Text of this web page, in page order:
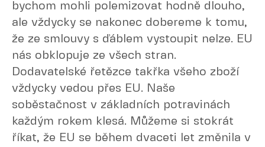
bychom mohli polemizovat hodně dlouho,
ale vždycky se nakonec dobereme k tomu,
že ze smlouvy s ďáblem vystoupit nelze. EU
nás obklopuje ze všech stran.
Dodavatelské řetězce takřka všeho zboží
vždycky vedou přes EU. Naše
soběstačnost v základních potravinách
každým rokem klesá. Můžeme si stokrát
říkat, že EU se během dvaceti let změnila v